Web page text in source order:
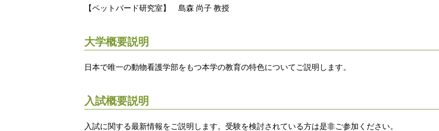
【ペットバード研究室】 島森 尚子 教授
大学概要説明
日本で唯一の動物看護学部をもつ本学の教育の特色についてご説明します。
入試概要説明
入試に関する最新情報をご説明します。受験を検討されている方は是非ご参加ください。